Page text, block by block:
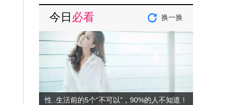
今日 必看 换一换
性..生活前的5个“不可以”，90%的人不知道！